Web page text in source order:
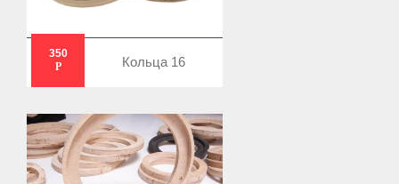
350
Р
Кольца 16